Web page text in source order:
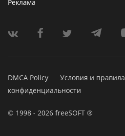
Реклама
DMCA Policy Условия и правила
конфиденциальности
© 1998 - 2026 freeSOFT ®